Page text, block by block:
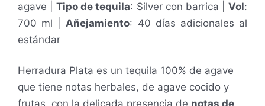
agave |Tipo de tequila: Silver con barrica |Vol:
700 ml
|Añejamiento: 40 días adicionales al
estándar
Herradura Plata es un tequila 100% de agave
que tiene notas herbales, de agave cocido y